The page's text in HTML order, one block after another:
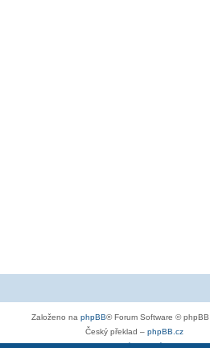
Založeno na phpBB® Forum Software © phpBB
Český překlad – phpBB.cz
Soukromí|Podmínky